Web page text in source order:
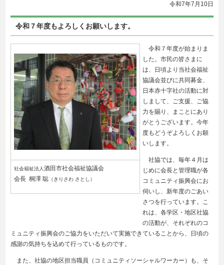
令和7年7 月10日
令和７年度もよろしくお願いします。
社会福祉法人酒田市社会福祉協議会
会長 桐澤 聡 （きりさわ さとし）
令和７年度が始まりま
した。市民の皆さまに
は、日頃より当社会福祉
協議会並びに共同募金、
日本赤十字社の活動に対
しまして、ご支援、ご協
力を賜り、まことにあり
がとうございます。今年
度もどうぞよろしくお願
いします。
社協では、毎年４月は
じめに会長と管理職が各
コミュニティ振興会にお
伺いし、新年度のごあい
さつを行っています。こ
れは、各学区・地区社協
の活動が、それぞれのコ
ミュニティ振興会のご協力をいただいて実施できていることから、日頃の
感謝の気持ちを込めて行っているものです。
また、社協の地区担当職員（コミュニティソーシャルワーカー）も、そ